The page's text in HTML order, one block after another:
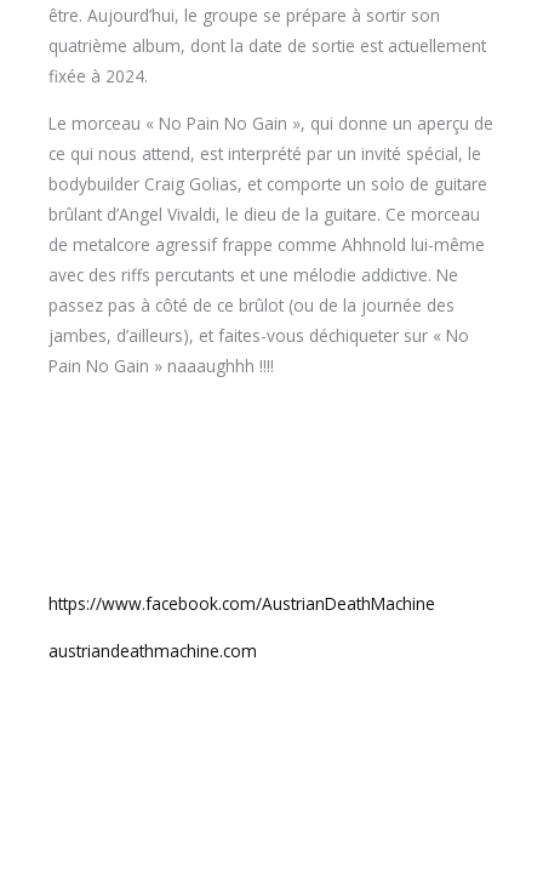
être. Aujourd’hui, le groupe se prépare à sortir son
quatrième album, dont la date de sortie est actuellement
fixée à 2024.
Le morceau « No Pain No Gain », qui donne un aperçu de
ce qui nous attend, est interprété par un invité spécial, le
bodybuilder Craig Golias, et comporte un solo de guitare
brûlant d’Angel Vivaldi, le dieu de la guitare. Ce morceau
de metalcore agressif frappe comme Ahhnold lui-même
avec des riffs percutants et une mélodie addictive. Ne
passez pas à côté de ce brûlot (ou de la journée des
jambes, d’ailleurs), et faites-vous déchiqueter sur « No
Pain No Gain » naaaughhh !!!!
https://www.facebook.com/AustrianDeathMachine
austriandeathmachine.com